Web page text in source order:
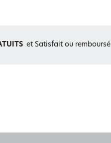
et Satisfait ou remboursé